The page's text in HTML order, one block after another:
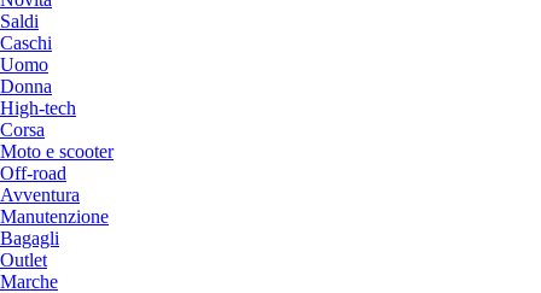
Saldi
Caschi
Uomo
Donna
High-tech
Corsa
Moto e scooter
Off-road
Avventura
Manutenzione
Bagagli
Outlet
Marche